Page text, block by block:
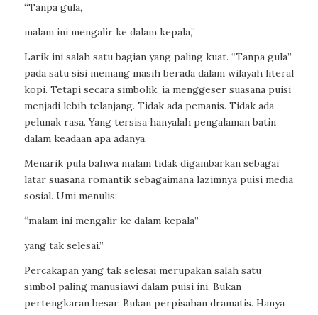
“Tanpa gula,
malam ini mengalir ke dalam kepala,”
Larik ini salah satu bagian yang paling kuat. “Tanpa gula”
pada satu sisi memang masih berada dalam wilayah literal
kopi. Tetapi secara simbolik, ia menggeser suasana puisi
menjadi lebih telanjang. Tidak ada pemanis. Tidak ada
pelunak rasa. Yang tersisa hanyalah pengalaman batin
dalam keadaan apa adanya.
Menarik pula bahwa malam tidak digambarkan sebagai
latar suasana romantik sebagaimana lazimnya puisi media
sosial. Umi menulis:
“malam ini mengalir ke dalam kepala”
yang tak selesai.”
Percakapan yang tak selesai merupakan salah satu
simbol paling manusiawi dalam puisi ini. Bukan
pertengkaran besar. Bukan perpisahan dramatis. Hanya